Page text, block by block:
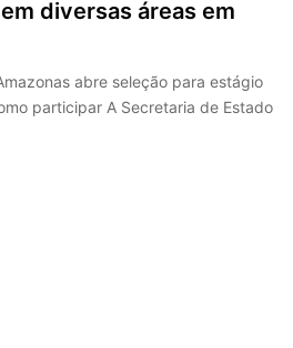
diversas áreas em
abre seleção para estágio
participar A Secretaria de Estado